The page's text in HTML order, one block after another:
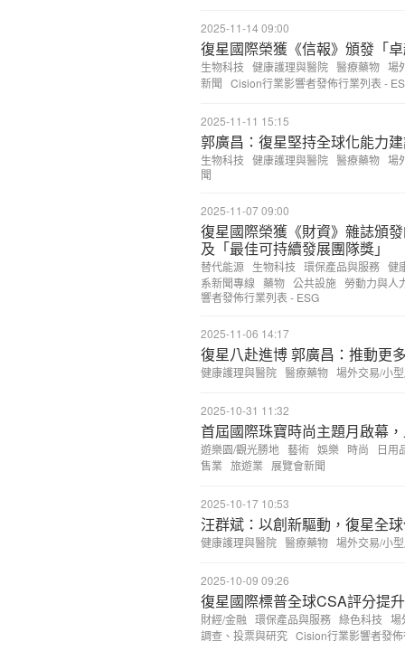
2025-11-14 09:00
復星國際榮獲《信報》頒發「
生物科技 健康護理與醫院 醫療藥物 場
新聞 Cision行業影響者發佈行業列表 -
2025-11-11 15:15
郭廣昌：復星堅持全球化能力
生物科技 健康護理與醫院 醫療藥物 場
聞
2025-11-07 09:00
復星國際榮獲《財資》雜誌頒
及「最佳可持續發展團隊獎」
替代能源 生物科技 環保產品與服務 健
系新聞專線 藥物 公共設施 勞動力與人
響者發佈行業列表 - ESG
2025-11-06 14:17
復星八赴進博 郭廣昌：推動更
健康護理與醫院 醫療藥物 場外交易/小
2025-10-31 11:32
首屆國際珠寶時尚主題月啟幕
遊樂園/觀光勝地 藝術 娛樂 時尚
日用
售業 旅遊業 展覽會新聞
2025-10-17 10:53
汪群斌：以創新驅動，復星全
健康護理與醫院 醫療藥物 場外交易/小
2025-10-09 09:26
復星國際標普全球CSA評分提
財經/金融 環保產品與服務 綠色科技 場
調查、投票與研究 Cision行業影響者發